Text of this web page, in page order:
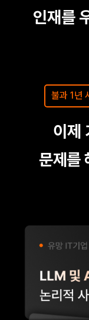
인재를
불과 1년
이제
문제를